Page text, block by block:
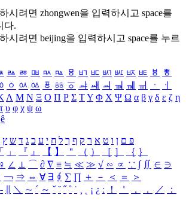
시려면 zhongwen을 입력하시고 space를
다.
시려면 beijing을 입력하시고 space를 누르
ㅬ ㅭ ㅮ ㅯ ㅰ ㅱ ㅲ ㅳ ㅴ ㅵ ㅶ ㅷ ㅸ
ㅹ
ㆁ ㆂ ㆃ ㆄ ㆅ ㆆ ㆇ ㆈ ㆉ ㆊ ㆋ ㆌ ㆍ
ㆎ
Λ Μ Ν Ξ Ο Π Ρ Σ ΤΥ Φ Χ Ψ Ω α β γ δ ε ζ η
τ υ φ χ ψ ω
ê
פ ם ן ו ט א ר ק ף ך ל ח י ע כ ג ד ש ץ
「 」 『 』 【 】 ＂ （ ） ［ ］ ｛ ｝
♀ ∠ ⊥ ⌒ ∂ ∇ ≡ ≒ ≪ ≫ √ ∽ ∝ ∵ ∫ ∬ ∈ ∋
￢ ⇒ ⇔ ∀ ∃ ∮ ∑ ∏ ＋ － ＜ ＝
＞
＼ ∼ ´ ～ ˇ ˘ ˝ ˚ ˙ ¸ ¡ ¿ ː ！ ＇ ， ． ／
：